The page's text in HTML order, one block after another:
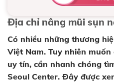
Địa chỉ nâng mũi sụn
Có nhiều những thương
Việt Nam. Tuy nhiên
uy tín, cần nhanh chóng
Seoul Center. Đây được